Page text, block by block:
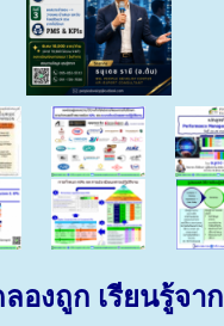
องถูก เรียนรู้จาก